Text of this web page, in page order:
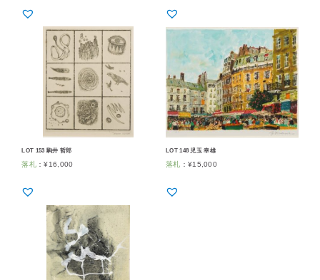
LOT 153 駒井 哲郎
落札 ：¥16,000
LOT 148 児玉 幸雄
落札 ： ¥15,000